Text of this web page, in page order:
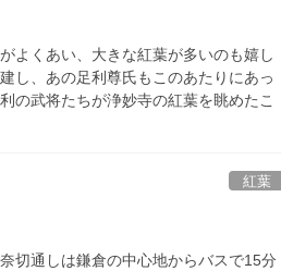
よくあい、大きな紅葉が多いのも嬉し
し、あの足利尊氏もこのあたりにあっ
の武将たちが浄妙寺の紅葉を眺めたこ
紅葉
切通しは鎌倉の中心地からバスで15分